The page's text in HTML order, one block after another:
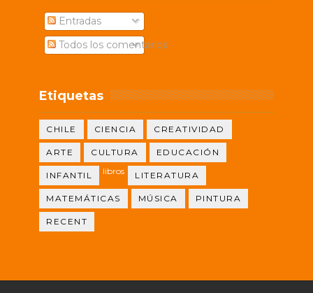
Entradas
Todos los comentarios
Etiquetas
CHILE CIENCIA CREATIVIDAD
ARTE CULTURA EDUCACIÓN
INFANTIL libros LITERATURA
MATEMÁTICAS MÚSICA PINTURA
RECENT